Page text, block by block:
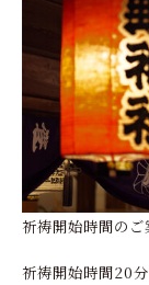
祈祷開始時間のご
祈祷開始時間20